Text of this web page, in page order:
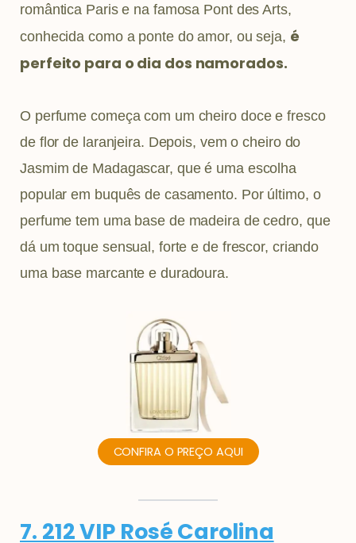
romântica Paris e na famosa Pont des Arts,
conhecida como a ponte do amor, ou seja, é
perfeito para o dia dos namorados.
O perfume começa com um cheiro doce e fresco
de flor de laranjeira. Depois, vem o cheiro do
Jasmim de Madagascar, que é uma escolha
popular em buquês de casamento. Por último, o
perfume tem uma base de madeira de cedro, que
dá um toque sensual, forte e de frescor, criando
uma base marcante e duradoura.
CONFIRA O PREÇO AQUI
7. 212 VIP Rosé Carolina